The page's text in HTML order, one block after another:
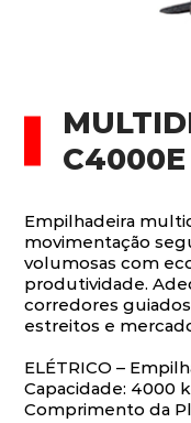
C4000E
Empilhadeira
movimentação
volumosas com
produtividade.
corredores
estreitos e
ELÉTRICO –
Capacidade: 4000
Comprimento da